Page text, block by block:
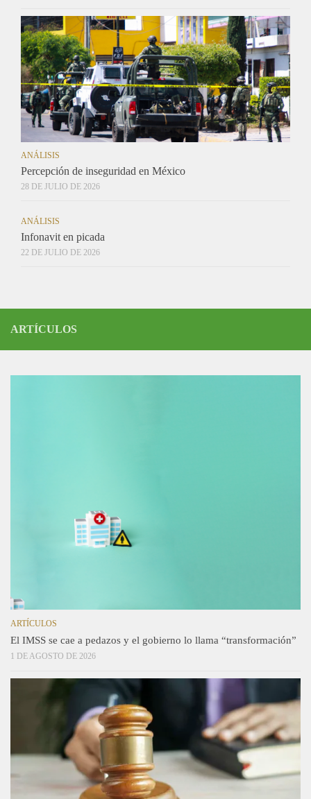
ANÁLISIS
Percepción de inseguridad en México
28 DE JULIO DE 2026
ANÁLISIS
Infonavit en picada
22 DE JULIO DE 2026
ARTÍCULOS
ARTÍCULOS
El IMSS se cae a pedazos y el gobierno lo llama “transformación”
1 DE AGOSTO DE 2026